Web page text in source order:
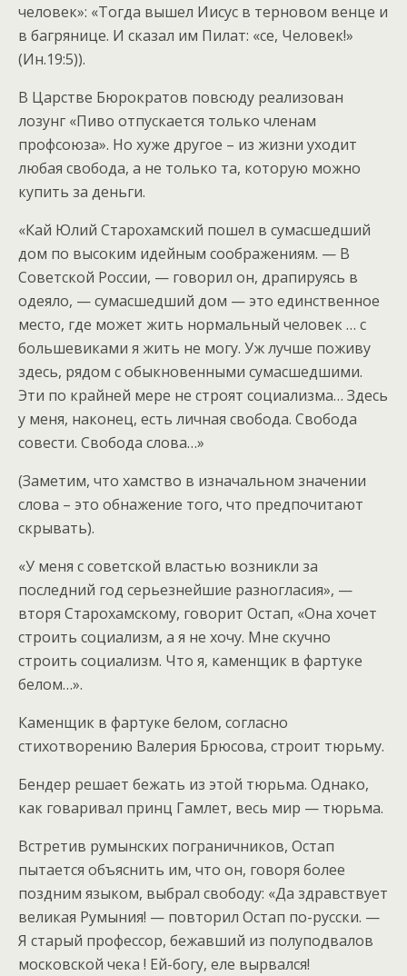
человек»: «Тогда вышел Иисус в терновом венце и
в багрянице. И сказал им Пилат: «се, Человек!»
(Ин.19:5)).
В Царстве Бюрократов повсюду реализован
лозунг «Пиво отпускается только членам
профсоюза». Но хуже другое – из жизни уходит
любая свобода, а не только та, которую можно
купить за деньги.
«Кай Юлий Старохамский пошел в сумасшедший
дом по высоким идейным соображениям. — В
Советской России, — говорил он, драпируясь в
одеяло, — сумасшедший дом — это единственное
место, где может жить нормальный человек … с
большевиками я жить не могу. Уж лучше поживу
здесь, рядом с обыкновенными сумасшедшими.
Эти по крайней мере не строят социализма… Здесь
у меня, наконец, есть личная свобода. Свобода
совести. Свобода слова…»
(Заметим, что хамство в изначальном значении
слова – это обнажение того, что предпочитают
скрывать).
«У меня с советской властью возникли за
последний год серьезнейшие разногласия», —
вторя Старохамскому, говорит Остап, «Она хочет
строить социализм, а я не хочу. Мне скучно
строить социализм. Что я, каменщик в фартуке
белом…».
Каменщик в фартуке белом, согласно
стихотворению Валерия Брюсова, строит тюрьму.
Бендер решает бежать из этой тюрьма. Однако,
как говаривал принц Гамлет, весь мир — тюрьма.
Встретив румынских пограничников, Остап
пытается объяснить им, что он, говоря более
поздним языком, выбрал свободу: «Да здравствует
великая Румыния! — повторил Остап по-русски. —
Я старый профессор, бежавший из полуподвалов
московской чека ! Ей-богу, еле вырвался!